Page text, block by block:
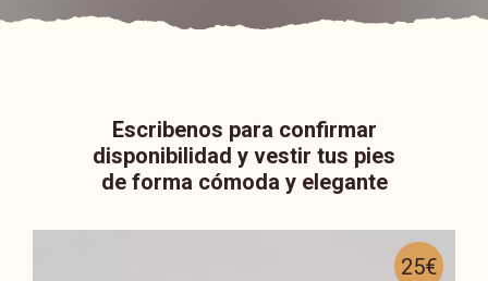
Escribenos para confirmar
disponibilidad y vestir tus pies
de forma cómoda y elegante
25€